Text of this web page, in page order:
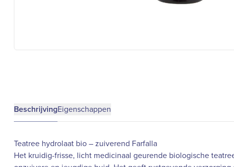
BeschrijvingEigenschappen
Teatree hydrolaat bio – zuiverend Farfalla
Het kruidig-frisse, licht medicinaal geurende biologische